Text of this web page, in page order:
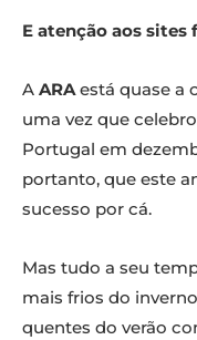
E atenção aos
A ARAestá quase a
uma vez que
Portugal em
portanto, que este
sucesso por cá.
Mas tudo a seu
mais frios do
quentes do verão